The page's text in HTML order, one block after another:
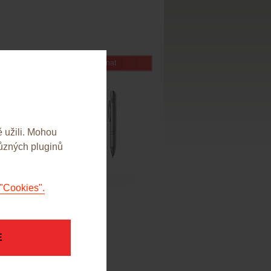
užili. Mohou
pluginů
Objednat